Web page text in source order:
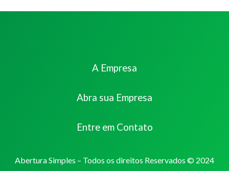
A Empresa
Abra sua Empresa
Entre em Contato
Abertura Simples – Todos os direitos Reservados © 2024